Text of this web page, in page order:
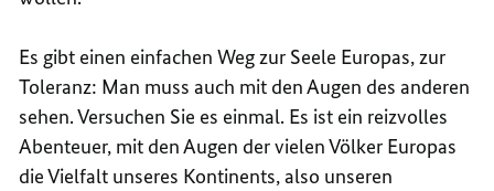
Es gibt einen einfachen Weg zur Seele Europas, zur
Toleranz: Man muss auch mit den Augen des anderen
sehen. Versuchen Sie es einmal. Es ist ein reizvolles
Abenteuer, mit den Augen der vielen Völker Europas
die Vielfalt unseres Kontinents, also unseren